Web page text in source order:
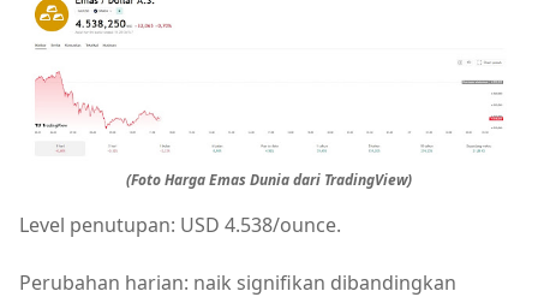
(Foto Harga Emas Dunia dari TradingView)
Level penutupan: USD 4.538/ounce.
Perubahan harian: naik signifikan dibandingkan